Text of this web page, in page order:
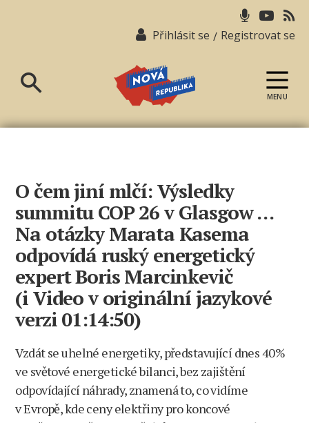
Přihlásit se / Registrovat se
republika
MENU
O čem jiní mlčí: Výsledky
summitu COP 26 v Glasgow …
Na otázky Marata Kasema
odpovídá ruský energetický
expert Boris Marcinkevič
(i Video v originální jazykové
verzi 01:14:50)
Vzdát se uhelné energetiky, představující dnes 40%
ve světové energetické bilanci, bez zajištění
odpovídající náhrady, znamená to, co vidíme
v Evropě, kde ceny elektřiny pro koncové